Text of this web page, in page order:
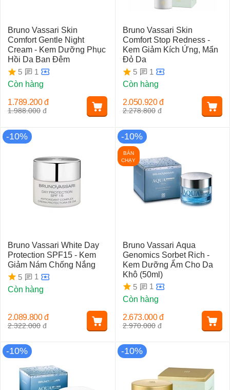
Bruno Vassari Skin
Comfort Gentle Night
Cream - Kem Dưỡng Phục
Hồi Da Ban Đêm
5
1
Còn hàng
1.988.000 đ
1.789.200 đ
Bruno Vassari Skin
Comfort Stop Redness -
Kem Giảm Kích Ứng, Mẩn
Đỏ Da
5
1
Còn hàng
2.278.800 đ
2.050.920 đ
-10%
Bruno Vassari White Day
Protection SPF15 - Kem
Giảm Nám Chống Nắng
5
1
Còn hàng
2.322.000 đ
2.089.800 đ
-10%
BÁN
CHẠY
Bruno Vassari Aqua
Genomics Sorbet Rich -
Kem Dưỡng Ẩm Cho Da
Khô (50ml)
5
1
Còn hàng
2.970.000 đ
2.673.000 đ
-10% -10%